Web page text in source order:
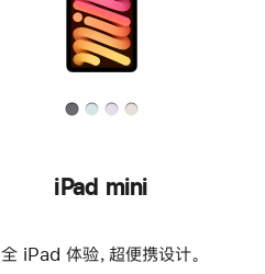
iPad mini
全 iPad 体验，超便携设计。